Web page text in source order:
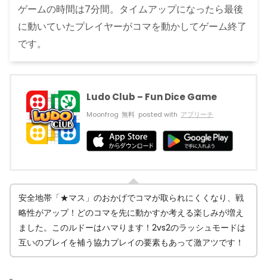
ゲームの時間は7分間。タイムアップになったら最後
に動いていたプレイヤーがコマを動かしてゲーム終了
です。
Ludo Club – Fun Dice Game
Moonfrog 無料 posted with アプリーチ
安全地帯「★マス」のおかげでコマが取られにくくなり、戦
略性がアップ！どのコマを先に動かすか考える楽しみが増え
ました。このルドーはハマります！2vs2のラッシュモードは
互いのプレイを補う協力プレイの要素もあって激アツです！